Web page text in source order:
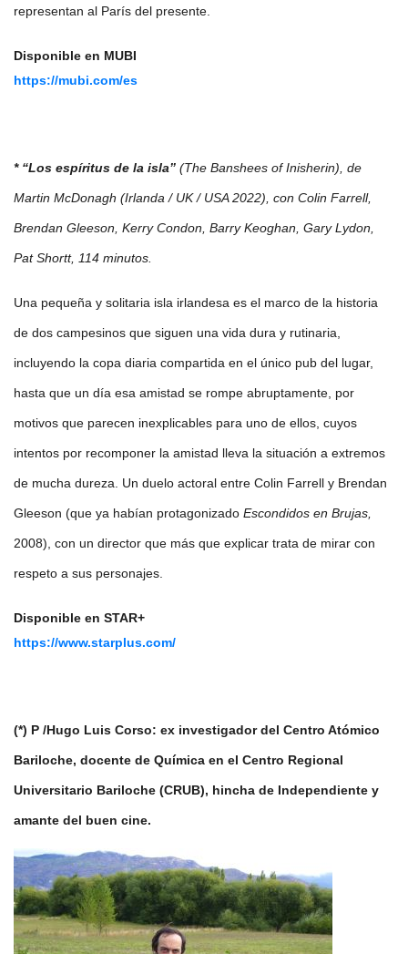
representan al París del presente.
Disponible en MUBI
https://mubi.com/es
* “Los espíritus de la isla” (The Banshees of Inisherin), de
Martin McDonagh (Irlanda / UK / USA 2022), con Colin Farrell,
Brendan Gleeson, Kerry Condon, Barry Keoghan, Gary Lydon,
Pat Shortt, 114 minutos.
Una pequeña y solitaria isla irlandesa es el marco de la historia
de dos campesinos que siguen una vida dura y rutinaria,
incluyendo la copa diaria compartida en el único pub del lugar,
hasta que un día esa amistad se rompe abruptamente, por
motivos que parecen inexplicables para uno de ellos, cuyos
intentos por recomponer la amistad lleva la situación a extremos
de mucha dureza. Un duelo actoral entre Colin Farrell y Brendan
Gleeson (que ya habían protagonizado Escondidos en Brujas,
2008), con un director que más que explicar trata de mirar con
respeto a sus personajes.
Disponible en STAR+
https://www.starplus.com/
(*) P /Hugo Luis Corso: ex investigador del Centro Atómico
Bariloche, docente de Química en el Centro Regional
Universitario Bariloche (CRUB), hincha de Independiente y
amante del buen cine.